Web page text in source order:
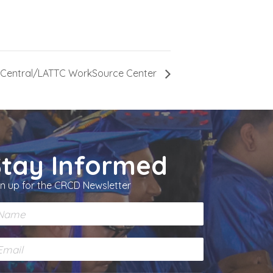
LATTC WorkSource Center
Informed
up for the CRCD Newsletter